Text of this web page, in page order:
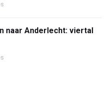
naar Anderlecht: viertal